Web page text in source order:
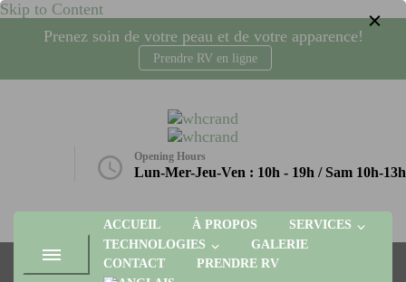
Skip to Content
Prenez soin de votre peau et de votre apparence!
Prendre RV en ligne
whcrand
Injections Botox, fillers, visage, technologies microneedling, laser,
radio-fréquence. Gatineau, Plateau AGORA
Opening Hours
Lun-Mer-Jeu-Ven : 10h - 19h / Sam 10h-13h
ACCUEIL À PROPOS
SERVICES
TECHNOLOGIES
GALERIE
CONTACT
PRENDRE RV